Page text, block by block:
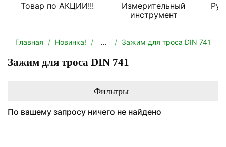
Товар по АКЦИИ!!!
Измерительный
инструмент
Главная Новинка! ... Зажим для троса DIN 741
Зажим для троса DIN 741
Фильтры
По вашему запросу ничего не найдено